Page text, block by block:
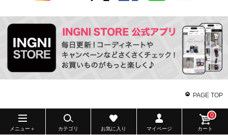
PAGE TOP
メニュー＋ カテゴリ お気に入り マイページ カート
0